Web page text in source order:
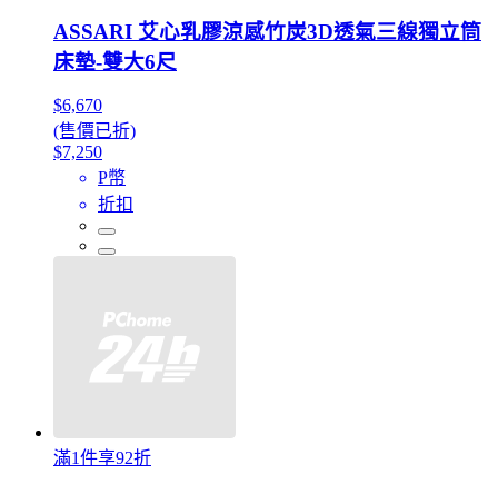
ASSARI 艾心乳膠涼感竹炭3D透氣三線獨立筒
床墊-雙大6尺
$6,670
(售價已折)
$7,250
P幣
折扣
滿1件享92折